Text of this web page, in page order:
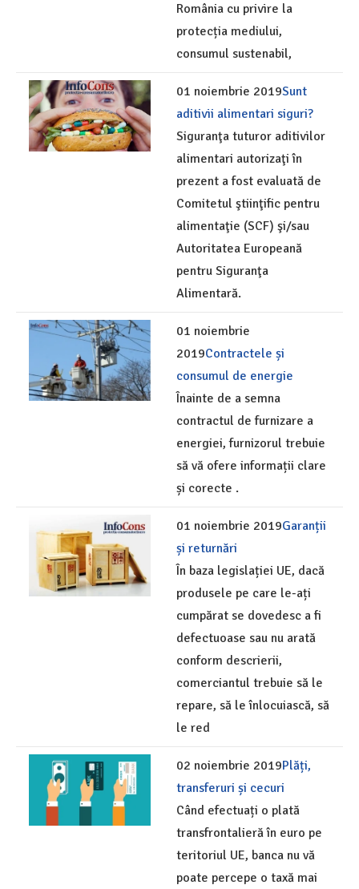
România cu privire la
protecția mediului,
consumul sustenabil,
01 noiembrie 2019Sunt
aditivii alimentari siguri?
Siguranţa tuturor aditivilor
alimentari autorizaţi în
prezent a fost evaluată de
Comitetul ştiinţific pentru
alimentaţie (SCF) şi/sau
Autoritatea Europeană
pentru Siguranţa
Alimentară.
01 noiembrie
2019Contractele și
consumul de energie
Înainte de a semna
contractul de furnizare a
energiei, furnizorul trebuie
să vă ofere informații clare
și corecte .
01 noiembrie 2019Garanții
și returnări
În baza legislației UE, dacă
produsele pe care le-ați
cumpărat se dovedesc a fi
defectuoase sau nu arată
conform descrierii,
comerciantul trebuie să le
repare, să le înlocuiască, să
le red
02 noiembrie 2019Plăți,
transferuri și cecuri
Când efectuați o plată
transfrontalieră în euro pe
teritoriul UE, banca nu vă
poate percepe o taxă mai